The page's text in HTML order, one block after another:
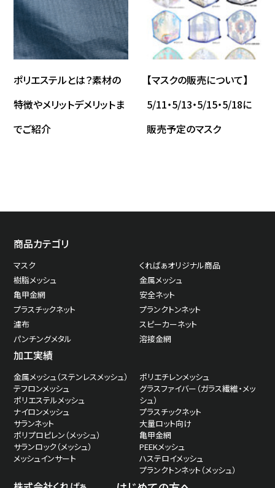
ポリエステルとは？素材の
特徴やメリットデメリットま
でご紹介
【マスクの販売について】
5/11・5/13・5/15・5/18に
販売予定のマスク
商品カテゴリ
マスク
くればぁオリジナル商品
樹脂メッシュ
金属メッシュ
亀甲金網
安全ネット
プラスチックネット
プランクトンネット
濾布
スピーカーネット
パンチングメタル
溶接金網
加工実績
金属メッシュ（ステンレスメッシュ）
テフロンメッシュ
ポリエステルメッシュ
ナイロンメッシュ
サランネット
ポリプロピレン（メッシュ）
サランロック（メッシュ）
メッシュインサート
ポリエチレンメッシュ
グラスファイバー（ガラス繊維・メッ
シュ）
プラスチックネット
大量ロット向け
亀甲金網
PEEKメッシュ
ハステロイメッシュ
プランクトンネット（メッシュ）